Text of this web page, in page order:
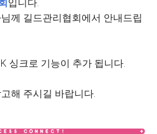
입니다.
께 길드관리협회에서 안내드립
싱크로 기능이 추가 됩니다.
해 주시길 바랍니다.